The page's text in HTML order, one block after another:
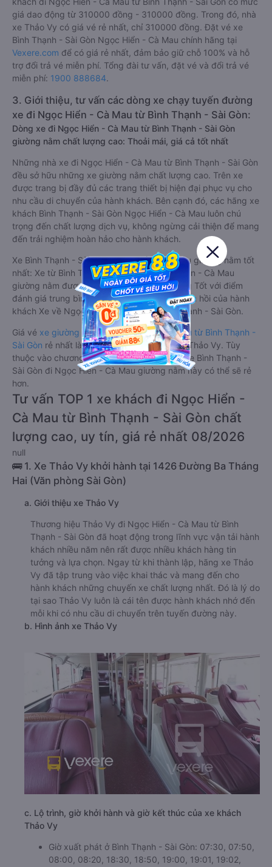
giá dao động từ 310000 đồng - 310000 đồng. Trong đó, nhà
xe Thảo Vy có giá vé rẻ nhất, chỉ 310000 đồng. Đặt vé xe
Bình Thạnh - Sài Gòn Ngọc Hiển - Cà Mau chính hãng tại
Vexere.com để có giá rẻ nhất, đảm bảo giữ chỗ 100% và hỗ
trợ đổi trả vé miễn phí. Tổng đài tư vấn, đặt vé và đổi trả vé
miễn phí: 1900 888684.
3. Giới thiệu, tư vấn các dòng xe chạy tuyến đường
xe đi Ngọc Hiển - Cà Mau từ Bình Thạnh - Sài Gòn:
Dòng xe đi Ngọc Hiển - Cà Mau từ Bình Thạnh - Sài Gòn
giường nằm chất lượng cao: Thoải mái, giá cả tốt nhất
Những nhà xe đi Ngọc Hiển - Cà Mau từ Bình Thạnh - Sài Gòn
đều sở hữu những xe giường nằm chất lượng cao. Trên xe
được trang bị đầy đủ các trang thiết bị hiện đại phục vụ cho
nhu cầu di chuyển của hành khách. Bên cạnh đó, các hãng xe
khách Bình Thạnh - Sài Gòn Ngọc Hiển - Cà Mau luôn chú
trọng đến chất lượng dịch vụ, không ngừng cải thiện để mang
đến trải nghiệm hoàn hảo cho hành khách.
Xe Bình Thạnh - Sài Gòn Ngọc Hiển - Cà Mau giường nằm tốt
nhất: Xe từ Bình Thạnh - Sài Gòn đi Ngọc Hiển - Cà Mau
giường nằm được đánh giá chung chất lượng Tốt với điểm
đánh giá trung bình từ 4.0/5 dựa trên 20 phản hồi của hành
khách Xe về Ngọc Hiển - Cà Mau từ Bình Thạnh - Sài Gòn.
Giá vé xe giường nằm đi Ngọc Hiển - Cà Mau từ Bình Thạnh -
Sài Gòn rẻ nhất là 310000VND của hãng xe Thảo Vy. Tùy
thuộc vào chương trình khuyến mãi, giá vé Xe Bình Thạnh -
Sài Gòn đi Ngọc Hiển - Cà Mau giường nằm này có thể sẽ rẻ
hơn.
Tư vấn TOP 1 xe khách đi Ngọc Hiển -
Cà Mau từ Bình Thạnh - Sài Gòn chất
lượng cao, uy tín, giá rẻ nhất 08/2026
null
🚌 1. Xe Thảo Vy khởi hành tại 1426 Đường Ba Tháng
Hai (Văn phòng Sài Gòn)
a. Giới thiệu xe Thảo Vy
Thương hiệu Thảo Vy đi Ngọc Hiển - Cà Mau từ Bình
Thạnh - Sài Gòn đã hoạt động trong lĩnh vực vận tải hành
khách nhiều năm nên rất được nhiều khách hàng tin
tưởng và lựa chọn. Ngay từ khi thành lập, hãng xe Thảo
Vy đã tập trung vào việc khai thác và mang đến cho
hành khách những chuyến xe chất lượng nhất. Đó là lý do
tại sao Thảo Vy luôn là cái tên được hành khách nhớ đến
mỗi khi có nhu cầu di chuyển trên tuyến đường này.
b. Hình ảnh xe Thảo Vy
c. Lộ trình, giờ khởi hành và giờ kết thúc của xe khách
Thảo Vy
Giờ xuất phát ở Bình Thạnh - Sài Gòn: 07:30, 07:50,
08:00, 08:20, 18:30, 18:50, 19:00, 19:01, 19:02,